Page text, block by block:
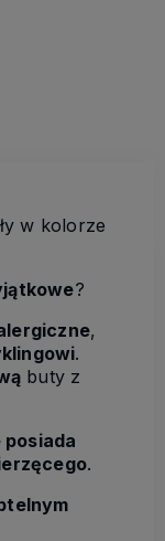
w kolorze
?
,
.
buty z
posiada
.